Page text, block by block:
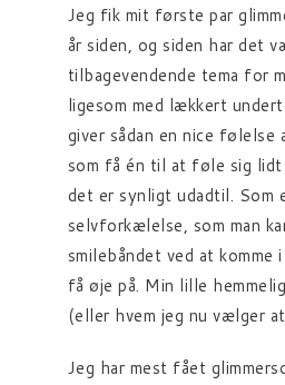
Jeg fik mit første par
år siden, og siden har det
tilbagevendende tema for
ligesom med lækkert
giver sådan en nice følelse
som få én til at føle sig
det er synligt udadtil. Som
selvforkælelse, som man
smilebåndet ved at komme
få øje på. Min lille
(eller hvem jeg nu vælger
Jeg har mest fået